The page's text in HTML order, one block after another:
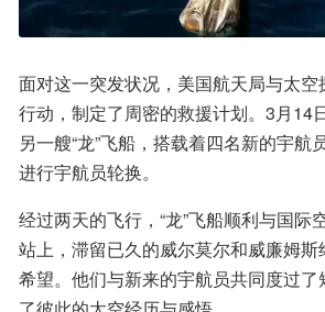
面对这一突发状况，美国航天局与太
行动，制定了周密的救援计划。3月14
另一艘“龙”飞船，搭载着四名新的宇航
进行宇航员轮换。
经过两天的飞行，“龙”飞船顺利与国际
站上，滞留已久的威尔莫尔和威廉姆
希望。他们与新来的宇航员共同度过